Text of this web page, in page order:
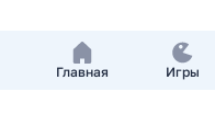
Главная Игры